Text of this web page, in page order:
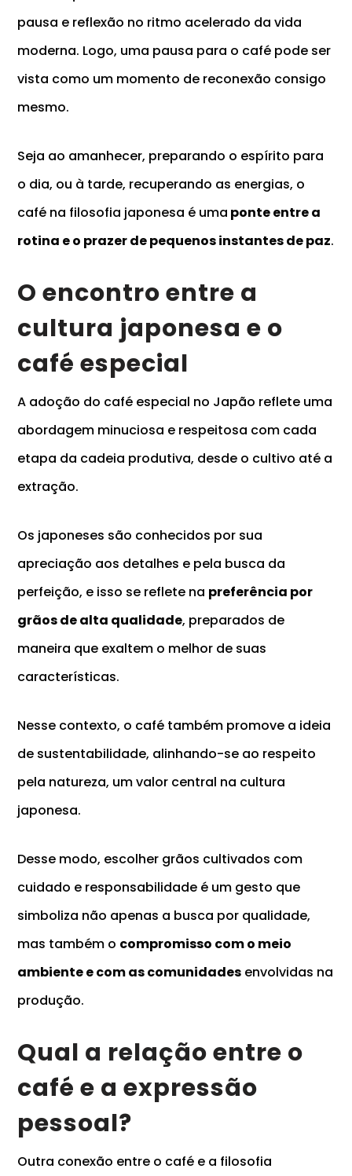
pausa e reflexão no ritmo acelerado da vida
moderna. Logo, uma pausa para o café pode ser
vista como um momento de reconexão consigo
mesmo.
Seja ao amanhecer, preparando o espírito para
o dia, ou à tarde, recuperando as energias, o
café na filosofia japonesa é uma ponte entre a
rotina e o prazer de pequenos instantes de paz.
O encontro entre a
cultura japonesa e o
café especial
A adoção do café especial no Japão reflete uma
abordagem minuciosa e respeitosa com cada
etapa da cadeia produtiva, desde o cultivo até a
extração.
Os japoneses são conhecidos por sua
apreciação aos detalhes e pela busca da
perfeição, e isso se reflete na preferência por
grãos de alta qualidade, preparados de
maneira que exaltem o melhor de suas
características.
Nesse contexto, o café também promove a ideia
de sustentabilidade, alinhando-se ao respeito
pela natureza, um valor central na cultura
japonesa.
Desse modo, escolher grãos cultivados com
cuidado e responsabilidade é um gesto que
simboliza não apenas a busca por qualidade,
mas também o compromisso com o meio
ambiente e com as comunidades envolvidas na
produção.
Qual a relação entre o
café e a expressão
pessoal?
Outra conexão entre o café e a filosofia